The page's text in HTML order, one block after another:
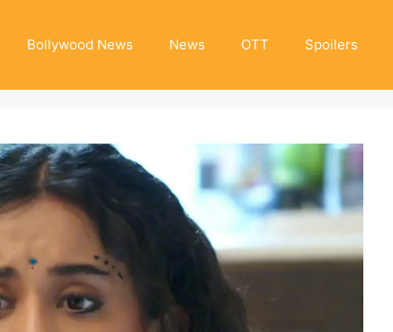
Bollywood News News OTT Spoilers